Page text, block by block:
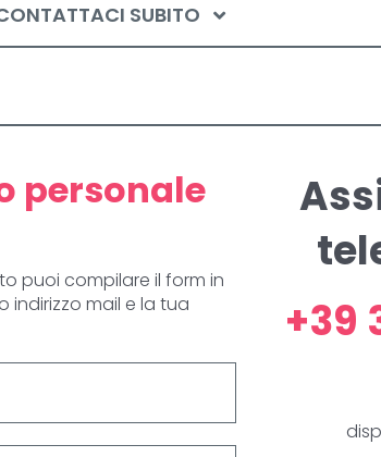
SUBITO
personale
puoi compilare il form in
indirizzo mail e la tua
+39